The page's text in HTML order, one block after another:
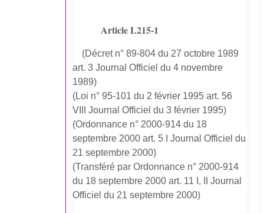
Article L215-1
(Décret n° 89-804 du 27 octobre 1989
art. 3 Journal Officiel du 4 novembre
1989)
(Loi n° 95-101 du 2 février 1995 art. 56
VIII Journal Officiel du 3 février 1995)
(Ordonnance n° 2000-914 du 18
septembre 2000 art. 5 I Journal Officiel du
21 septembre 2000)
(Transféré par Ordonnance n° 2000-914
du 18 septembre 2000 art. 11 I, II Journal
Officiel du 21 septembre 2000)